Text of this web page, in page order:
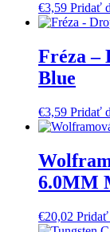
€3,59 Pridať
Fréza –
Blue
€3,59 Pridať
6.0MM
€20,02 Pridať